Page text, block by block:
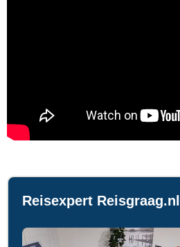
Reisexpert Reisgraag.nl